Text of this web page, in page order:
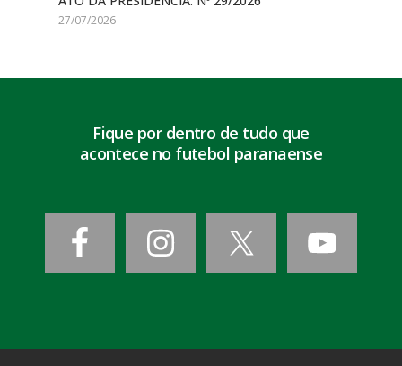
27/07/2026
Fique por dentro de tudo que
acontece no futebol paranaense